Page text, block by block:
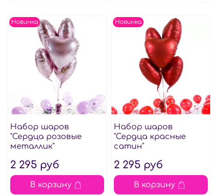
Новинка
Набор шаров
"Сердца розовые
металлик"
2 295 руб
В корзину
Новинка
Набор шаров
"Сердца красные
сатин"
2 295 руб
В корзину